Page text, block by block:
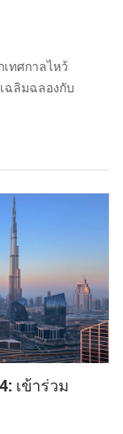
ทศกาลไหว้
ฉลิมฉลองกับ
ยายน-17th
ยายน หากคุณ
งเรา แล้วเราจะ
ของคุณ สุขสันต์
เข้าร่วม